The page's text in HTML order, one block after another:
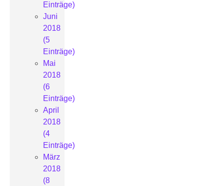
Einträge)
Juni
2018
(5
Einträge)
Mai
2018
(6
Einträge)
April
2018
(4
Einträge)
März
2018
(8